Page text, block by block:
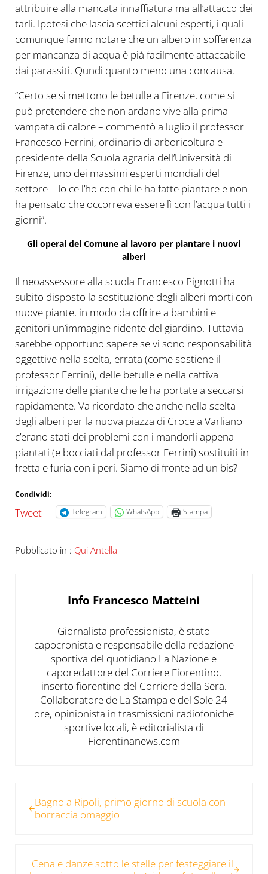
attribuire alla mancata innaffiatura ma all’attacco dei
tarli. Ipotesi che lascia scettici alcuni esperti, i quali
comunque fanno notare che un albero in sofferenza
per mancanza di acqua è pià facilmente attaccabile
dai parassiti. Qundi quanto meno una concausa.
“Certo se si mettono le betulle a Firenze, come si
può pretendere che non ardano vive alla prima
vampata di calore – commentò a luglio il professor
Francesco Ferrini, ordinario di arboricoltura e
presidente della Scuola agraria dell’Università di
Firenze, uno dei massimi esperti mondiali del
settore – Io ce l’ho con chi le ha fatte piantare e non
ha pensato che occorreva essere lì con l’acqua tutti i
giorni”.
Gli operai del Comune al lavoro per piantare i nuovi
alberi
Il neoassessore alla scuola Francesco Pignotti ha
subito disposto la sostituzione degli alberi morti con
nuove piante, in modo da offrire a bambini e
genitori un’immagine ridente del giardino. Tuttavia
sarebbe opportuno sapere se vi sono responsabilità
oggettive nella scelta, errata (come sostiene il
professor Ferrini), delle betulle e nella cattiva
irrigazione delle piante che le ha portate a seccarsi
rapidamente. Va ricordato che anche nella scelta
degli alberi per la nuova piazza di Croce a Varliano
c’erano stati dei problemi con i mandorli appena
piantati (e bocciati dal professor Ferrini) sostituiti in
fretta e furia con i peri. Siamo di fronte ad un bis?
Condividi:
Tweet Telegram WhatsApp Stampa
Pubblicato in : Qui Antella
Info Francesco Matteini
Giornalista professionista, è stato
capocronista e responsabile della redazione
sportiva del quotidiano La Nazione e
caporedattore del Corriere Fiorentino,
inserto fiorentino del Corriere della Sera.
Collaboratore de La Stampa e del Sole 24
ore, opinionista in trasmissioni radiofoniche
sportive locali, è editorialista di
Fiorentinanews.com
Bagno a Ripoli, primo giorno di scuola con
borraccia omaggio
Cena e danze sotto le stelle per festeggiare il